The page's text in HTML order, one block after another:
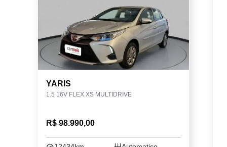
YARIS
1.5 16V FLEX XS MULTIDRIVE
R$ 98.990,00